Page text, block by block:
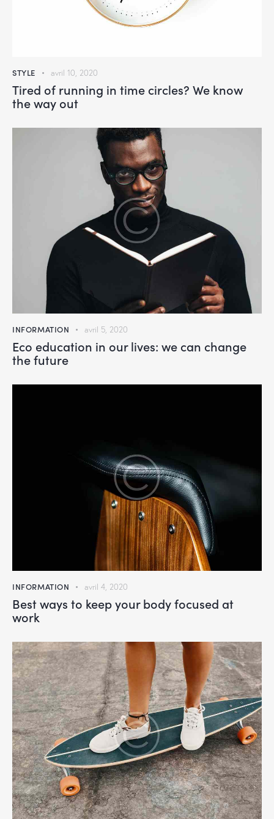
STYLE avril 10, 2020
Tired of running in time circles? We know
the way out
INFORMATION avril 5, 2020
Eco education in our lives: we can change
the future
INFORMATION avril 4, 2020
Best ways to keep your body focused at
work